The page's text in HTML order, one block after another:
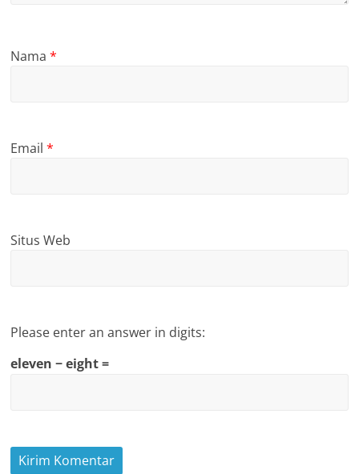
Nama*
Email*
Situs Web
Please enter an answer in digits:
eleven − eight =